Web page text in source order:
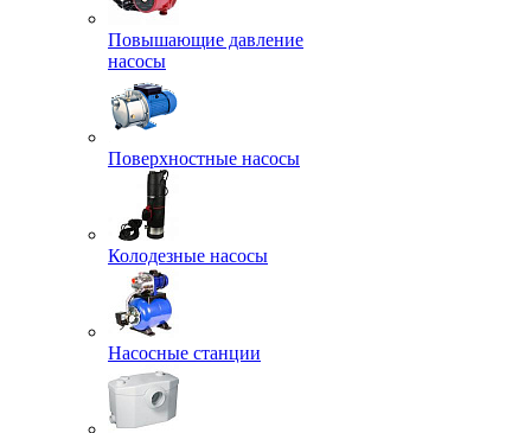
Повышающие давление
насосы
Поверхностные насосы
Колодезные насосы
Насосные станции